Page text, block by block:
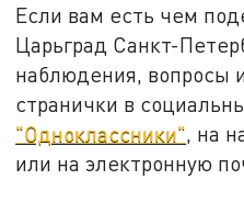
Если вам есть чем
Царьград Санкт-
наблюдения, вопросы
странички в
"Одноклассники" , на
или на электронную